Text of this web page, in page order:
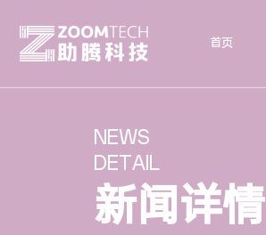
首页
NEWS
DETAIL
新闻详情